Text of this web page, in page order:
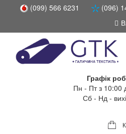
(099) 566 6231
(096)
Графік
Пн - Пт з 10:00
Сб - Нд -